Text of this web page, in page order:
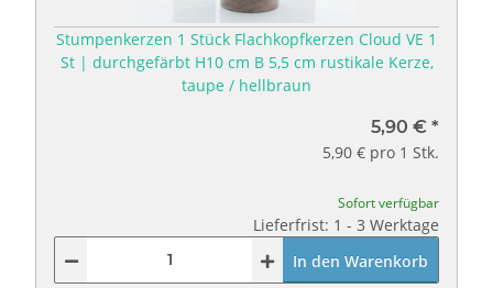
Stumpenkerzen 1 Stück Flachkopfkerzen Cloud VE 1
St | durchgefärbt H10 cm B 5,5 cm rustikale Kerze,
taupe / hellbraun
5,90 € *
5,90 € pro 1 Stk.
Sofort verfügbar
Lieferfrist: 1 - 3 Werktage
In den Warenkorb